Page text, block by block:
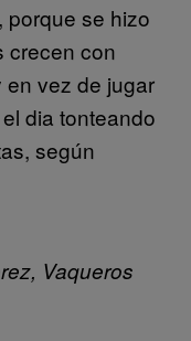
porque se hizo
crecen con
vez de jugar
dia tonteando
según
Vaqueros